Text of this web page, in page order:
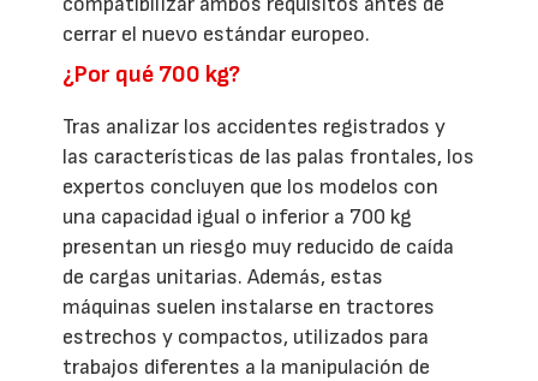
cerrar el nuevo estándar europeo.
¿Por qué 700 kg?
Tras analizar los accidentes registrados y
las características de las palas frontales, los
expertos concluyen que los modelos con
una capacidad igual o inferior a 700 kg
presentan un riesgo muy reducido de caída
de cargas unitarias. Además, estas
máquinas suelen instalarse en tractores
estrechos y compactos, utilizados para
trabajos diferentes a la manipulación de